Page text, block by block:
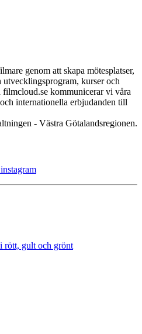
genom att skapa mötesplatser,
kurser och
kommunicerar vi våra
internationella erbjudanden till
- Västra Götalandsregionen.